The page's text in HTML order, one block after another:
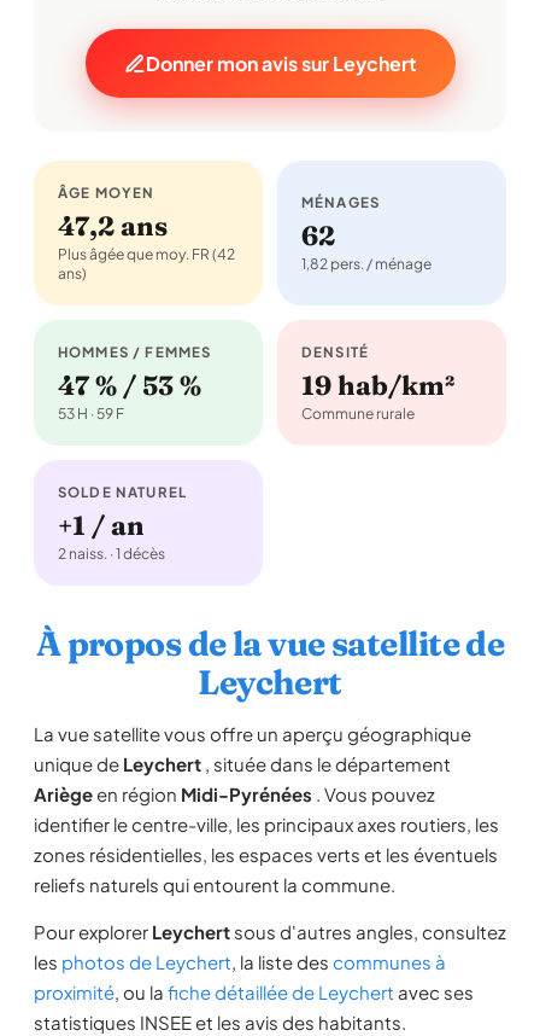
Donner mon avis sur Leychert
ÂGE MOYEN
47,2 ans
Plus âgée que moy. FR (42
ans)
MÉNAGES
62
1,82 pers. / ménage
HOMMES / FEMMES
47 % / 53 %
53 H · 59 F
DENSITÉ
19 hab/km²
Commune rurale
SOLDE NATUREL
+1 / an
2 naiss. · 1 décès
À propos de la vue satellite de
Leychert
La vue satellite vous offre un aperçu géographique
unique de Leychert , située dans le département
Ariègeen région Midi-Pyrénées . Vous pouvez
identifier le centre-ville, les principaux axes routiers, les
zones résidentielles, les espaces verts et les éventuels
reliefs naturels qui entourent la commune.
Pour explorer Leychert sous d'autres angles, consultez
les photos de Leychert, la liste des communes à
proximité, ou la fiche détaillée de Leychert avec ses
statistiques INSEE et les avis des habitants.